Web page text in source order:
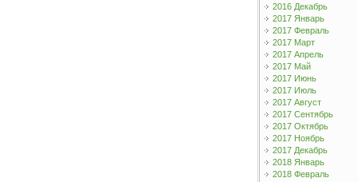
2016 Декабрь
2017 Январь
2017 Февраль
2017 Март
2017 Апрель
2017 Май
2017 Июнь
2017 Июль
2017 Август
2017 Сентябрь
2017 Октябрь
2017 Ноябрь
2017 Декабрь
2018 Январь
2018 Февраль